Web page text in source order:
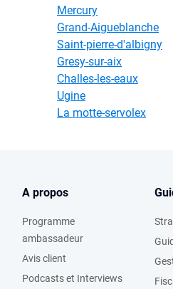
Mercury
Grand-Aigueblanche
Saint-pierre-d'albigny
Gresy-sur-aix
Challes-les-eaux
Ugine
La motte-servolex
A propos
Programme
ambassadeur
Avis client
Podcasts et Interviews